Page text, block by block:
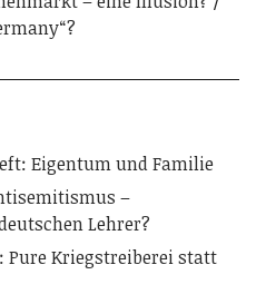
Eigentum und Familie
–
Lehrer?
Pure Kriegstreiberei statt